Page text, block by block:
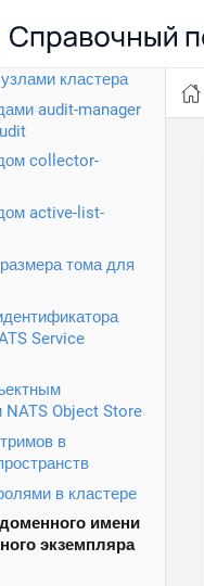
кластера
audit-manager
collector-
active-list-
тома для
Service
Object Store
в
в кластере
имени
экземпляра